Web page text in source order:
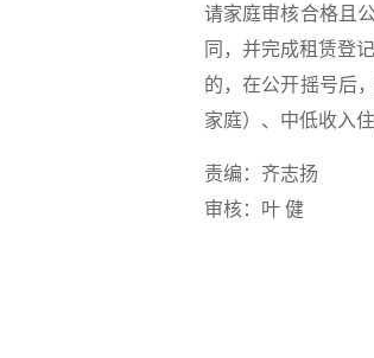
请家庭审核合格且
同，并完成租赁登
的，在公开摇号后
家庭）、中低收入
责编：齐志扬
审核：叶 健